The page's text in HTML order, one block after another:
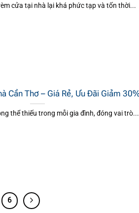
cửa tại nhà lại khá phức tạp và tốn thời...
Cần Thơ – Giá Rẻ, Ưu Đãi Giảm
thể thiếu trong mỗi gia đình, đóng vai trò...
6